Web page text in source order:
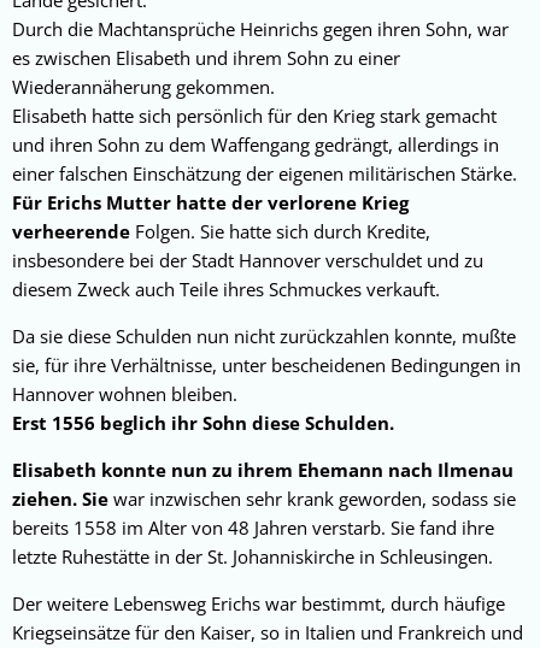
Durch die Machtansprüche Heinrichs gegen ihren Sohn, war
es zwischen Elisabeth und ihrem Sohn zu einer
Wiederannäherung gekommen.
Elisabeth hatte sich persönlich für den Krieg stark gemacht
und ihren Sohn zu dem Waffengang gedrängt, allerdings in
einer falschen Einschätzung der eigenen militärischen Stärke.
Für Erichs Mutter hatte der verlorene Krieg
verheerende Folgen. Sie hatte sich durch Kredite,
insbesondere bei der Stadt Hannover verschuldet und zu
diesem Zweck auch Teile ihres Schmuckes verkauft.
Da sie diese Schulden nun nicht zurückzahlen konnte, mußte
sie, für ihre Verhältnisse, unter bescheidenen Bedingungen in
Hannover wohnen bleiben.
Erst 1556 beglich ihr Sohn diese Schulden.
Elisabeth konnte nun zu ihrem Ehemann nach Ilmenau
ziehen. Sie war inzwischen sehr krank geworden, sodass sie
bereits 1558 im Alter von 48 Jahren verstarb. Sie fand ihre
letzte Ruhestätte in der St. Johanniskirche in Schleusingen.
Der weitere Lebensweg Erichs war bestimmt, durch häufige
Kriegseinsätze für den Kaiser, so in Italien und Frankreich und